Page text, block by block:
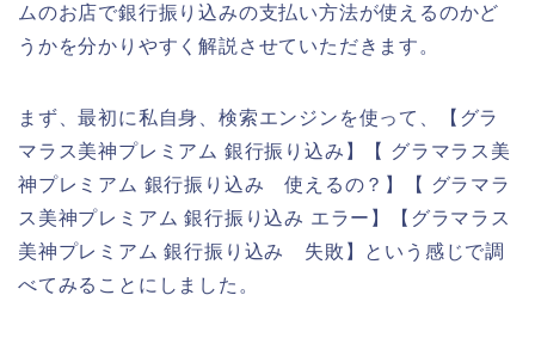
ムのお店で銀行振り込みの支払い方法が使えるのかど
うかを分かりやすく解説させていただきます。
まず、最初に私自身、検索エンジンを使って、【グラ
マラス美神プレミアム 銀行振り込み】【 グラマラス美
神プレミアム 銀行振り込み 使えるの？】【 グラマラ
ス美神プレミアム 銀行振り込み エラー】【グラマラス
美神プレミアム 銀行振り込み 失敗】という感じで調
べてみることにしました。